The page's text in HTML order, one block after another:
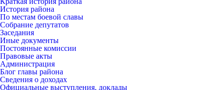
История района
По местам боевой славы
Собрание депутатов
Заседания
Иные документы
Постоянные комиссии
Правовые акты
Администрация
Блог главы района
Сведения о доходах
Официальные выступления, доклады